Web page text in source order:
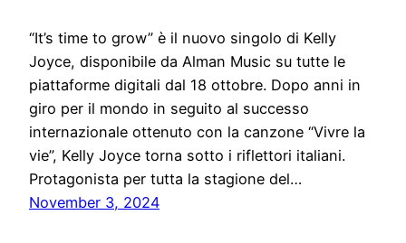
“It’s time to grow” è il nuovo singolo di Kelly
Joyce, disponibile da Alman Music su tutte le
piattaforme digitali dal 18 ottobre. Dopo anni in
giro per il mondo in seguito al successo
internazionale ottenuto con la canzone “Vivre la
vie”, Kelly Joyce torna sotto i riflettori italiani.
Protagonista per tutta la stagione del…
November 3, 2024